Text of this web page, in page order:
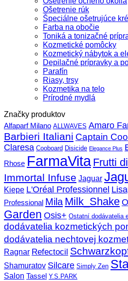
Ošetrenie rúk
Špeciálne ošetrujúce
Farba na obočie
Toniká a tonizačné
Kozmetické pomôcky
Kozmetický nábytok a
Depilačné prípravky a
Parafín
Riasy, trsy
Kozmetika na telo
Prírodné mydlá
Značky produktov
Alfaparf Milano ALLWAVES Amaro
Barbieri Italiani Captain
Claresa Cooboard Disicide Elegance Plus
Rhose FarmaVita Frutti
Immortal Infuse Jaguar
Kiepe L'Oréal Professionnel
Professional Mila Milk_Shake
Garden Osis+ Ostatní dodávatelia
dodávatelia kozmetických
dodávatelia nechtovej
Ragnar Refectocil
Shamuratov Silcare Simply Zen
Salon Tassel Y.S.PARK